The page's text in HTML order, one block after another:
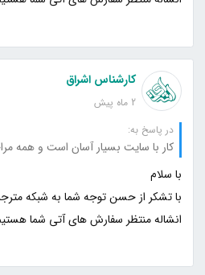
کارشناس اشراق
2 ماه پیش
در پاسخ به:
انشاله منتظر سفارش های آتی شما